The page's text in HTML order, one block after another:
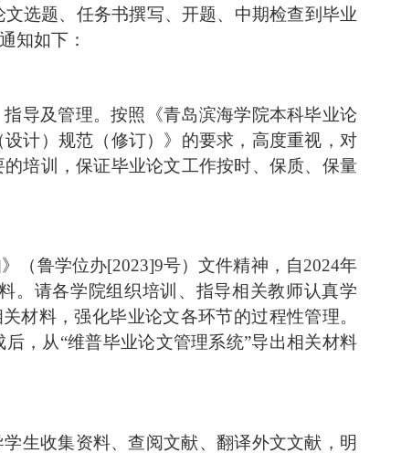
文选题、任务书撰写、开题、中期检查到毕业
知如下：
导及管理。按照《青岛滨海学院本科毕业论
计）规范（修订）》的要求，高度重视，对
培训，保证毕业论文工作按时、保质、保量
（鲁学位办[2023]9号）文件精神，自2024年
。请各学院组织培训、指导相关教师认真学
材料，强化毕业论文各环节的过程性管理。
后，从“维普毕业论文管理系统”导出相关材料
生收集资料、查阅文献、翻译外文文献，明